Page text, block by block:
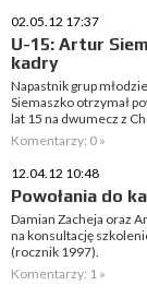
02.05.12 17:37
U-15: Artur
kadry
Napastnik grup
Siemaszko otrzymał
lat 15 na dwumecz z
Komentarzy: 0 »
12.04.12 10:48
Powołania do
Damian Zacheja oraz
na konsultację
(rocznik 1997).
Komentarzy: 1 »